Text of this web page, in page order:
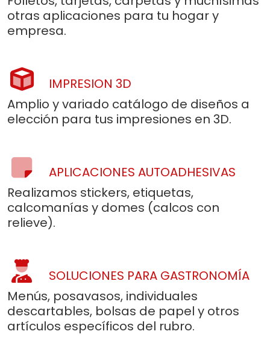
otras aplicaciones para tu hogar y
empresa.
IMPRESION 3D
Amplio y variado catálogo de diseños a
elección para tus impresiones en 3D.
APLICACIONES AUTOADHESIVAS
Realizamos stickers, etiquetas,
calcomanías y domes (calcos con
relieve).
SOLUCIONES PARA GASTRONOMÍA
Menús, posavasos, individuales
descartables, bolsas de papel y otros
artículos específicos del rubro.